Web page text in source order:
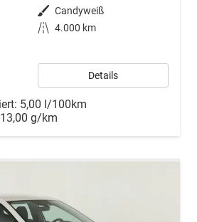
Außenfarbe Candyweiß
Kilometerstand 4.000 km
Details
5,00 l/100km
g/km